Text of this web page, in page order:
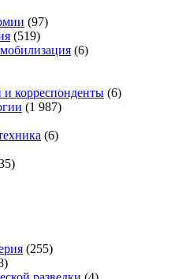
(97)
(519)
(6)
и корреспонденты (6)
(1 987)
(6)
(255)